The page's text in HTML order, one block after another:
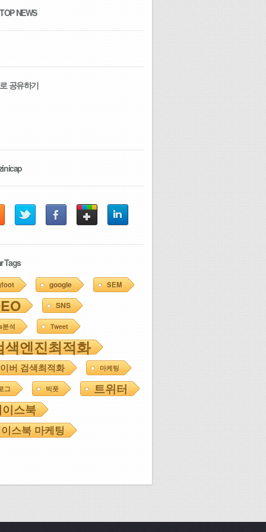
NEWS
공유하기
Tags
google SEM
SNS
석 Tweet
색엔진최적화
버 검색최적화 마케팅
그 빅풋
트위터
스북
스북 마케팅